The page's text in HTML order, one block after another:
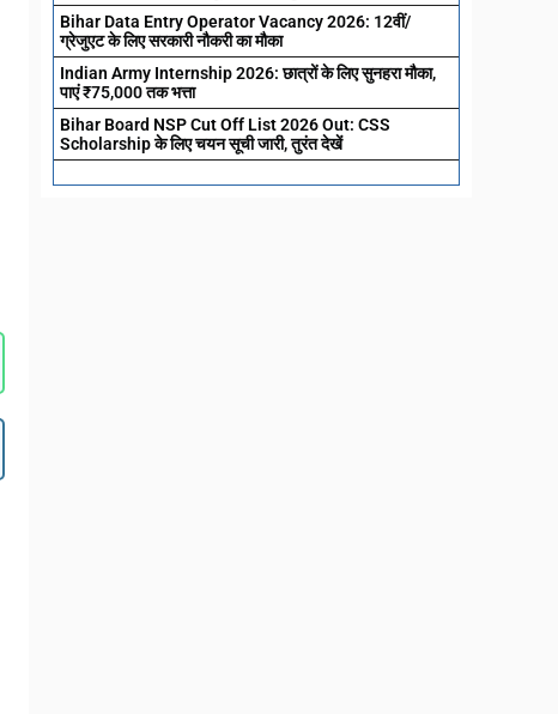
Bihar Data Entry Operator Vacancy 2026: 12वीं/
ग्रेजुएट के लिए सरकारी नौकरी का मौका
Indian Army Internship 2026: छात्रों के लिए सुनहरा मौका,
पाएं ₹75,000 तक भत्ता
Bihar Board NSP Cut Off List 2026 Out: CSS
Scholarship के लिए चयन सूची जारी, तुरंत देखें